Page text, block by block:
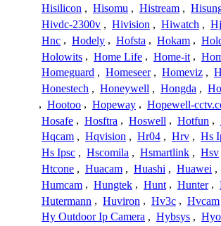
Hisilicon , Hisomu , Histream ,
Hivdc-2300v , Hivision , Hiwatch ,
Hnc , Hodely , Hofsta , Hokam ,
Holowits , Home Life , Home-it ,
Homeguard , Homeseer , Homeviz ,
Honestech , Honeywell , Hongda ,
, Hootoo , Hopeway , Hopewell-
Hosafe , Hosftra , Hoswell , Hotfun ,
Hqcam , Hqvision , Hr04 , Hrv , Hs
Hs Ipsc , Hscomila , Hsmartlink , Hsv
Htcone , Huacam , Huashi , Huawei ,
Humcam , Hungtek , Hunt , Hunter ,
Hutermann , Huviron , Hv3c , Hvcam
Hy Outdoor Ip Camera , Hybsys ,